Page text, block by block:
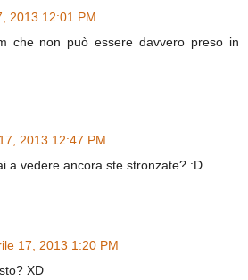
2013 12:01 PM
che non può essere davvero preso in
2013 12:47 PM
a vedere ancora ste stronzate? :D
17, 2013 1:20 PM
XD